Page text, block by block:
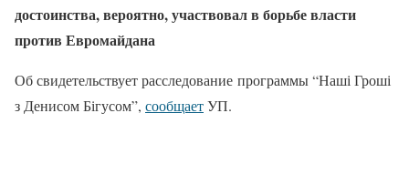
достоинства, вероятно, участвовал в борьбе власти
против Евромайдана
Об свидетельствует расследование программы “Наші Гроші
з Денисом Бігусом”, сообщаетУП.